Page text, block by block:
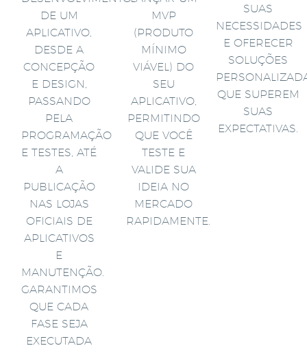
DE UM
APLICATIVO,
DESDE A
CONCEPÇÃO
E DESIGN,
PASSANDO
PELA
PROGRAMAÇÃO
E TESTES, ATÉ
A
PUBLICAÇÃO
NAS LOJAS
OFICIAIS DE
APLICATIVOS
E
MANUTENÇÃO.
GARANTIMOS
QUE CADA
FASE SEJA
EXECUTADA
MVP
(PRODUTO
MÍNIMO
VIÁVEL) DO
SEU
APLICATIVO,
PERMITINDO
QUE VOCÊ
TESTE E
VALIDE SUA
IDEIA NO
MERCADO
RAPIDAMENTE.
SUAS
NECESSIDADES
E OFERECER
SOLUÇÕES
QUE SUPEREM
SUAS
EXPECTATIVAS.